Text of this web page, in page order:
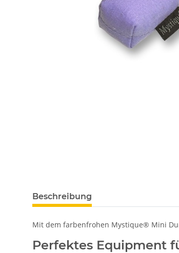
Beschreibung
Mit dem farbenfrohen Mystique® Mini
Perfektes Equipment